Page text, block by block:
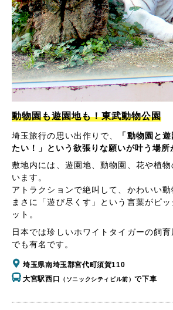
動物園も遊園地も！東武動物公園
埼玉旅行の思い出作りで、
「動物園と
たい！」という欲張りな願いが叶う場所
敷地内には、遊園地、動物園、花や植
います。
アトラクションで絶叫して、かわいい動
まさに「遊び尽くす」という言葉がピ
ット。
日本では珍しいホワイトタイガーの飼
でも有名です。
埼玉県南埼玉郡宮代町須賀110
大宮駅西口
（ソニックシティビル前）で下車